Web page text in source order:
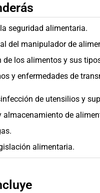
seguridad alimentaria.
del manipulador de
de los alimentos y sus
y enfermedades de
de utensilios y
almacenamiento de
alimentaria.